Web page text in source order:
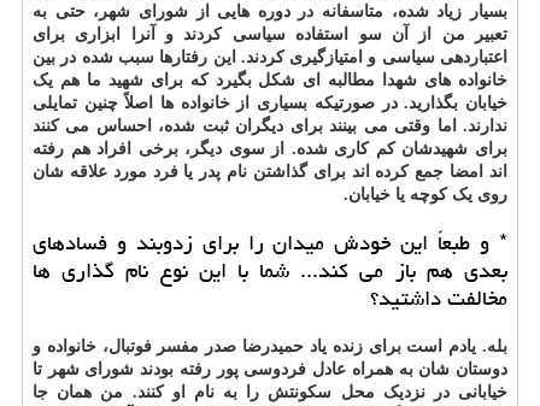
بسیار زیاد شده، متاسفانه در دوره هایی از شورای شهر، حتی به
تعبیر من از آن سو استفاده سیاسی کردند و آنرا ابزاری برای
اعتباردهی سیاسی و امتیازگیری کردند. این رفتارها سبب شده در بین
خانواده های شهدا مطالبه ای شکل بگیرد که برای شهید ما هم یک
خیابان بگذارید. در صورتیکه بسیاری از خانواده ها اصلاً چنین تمایلی
ندارند. اما وقتی می بینند برای دیگران ثبت شده، احساس می کنند
برای شهیدشان کم کاری شده. از سوی دیگر، برخی افراد هم رفته
اند امضا جمع کرده اند برای گذاشتن نام پدر یا فرد مورد علاقه شان
روی یک کوچه یا خیابان.
* و طبعاً این خودش میدان را برای زدوبند و فسادهای
بعدی هم باز می کند... شما با این نوع نام گذاری ها
مخالفت داشتید؟
بله. یادم است برای زنده یاد حمیدرضا صدر مفسر فوتبال، خانواده و
دوستان شان به همراه عادل فردوسی پور رفته بودند شورای شهر تا
خیابانی در نزدیک محل سکونتش را به نام او کنند. من همان جا